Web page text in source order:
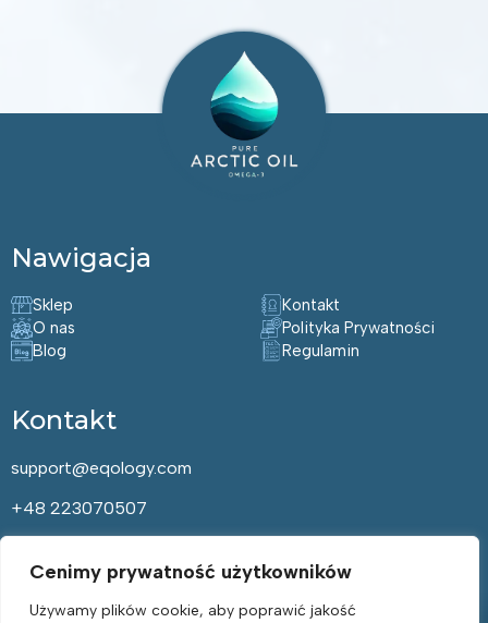
Cenimy prywatność użytkowników
Używamy plików cookie, aby poprawić jakość
Nawigacja
Sklep
O nas
Blog
Kontakt
Polityka Prywatności
Regulamin
Kontakt
support@eqology.com
+48 223070507
Bądź Zdrowy – Zapisz się do
Naszego Newslettera!